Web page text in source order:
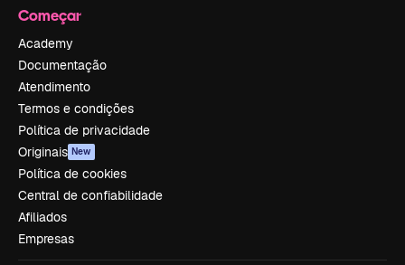
Começar
Academy
Documentação
Atendimento
Termos e condições
Política de privacidade
Originais New
Política de cookies
Central de confiabilidade
Afiliados
Empresas